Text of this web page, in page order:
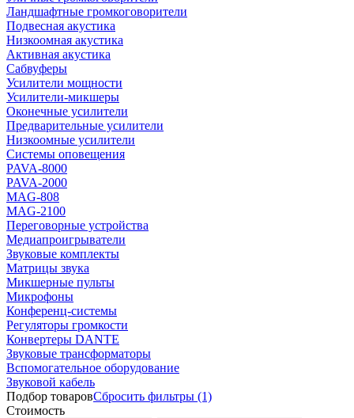
Ландшафтные громкоговорители
Подвесная акустика
Низкоомная акустика
Активная акустика
Сабвуферы
Усилители мощности
Усилители-микшеры
Оконечные усилители
Предварительные усилители
Низкоомные усилители
Системы оповещения
PAVA-8000
PAVA-2000
MAG-808
MAG-2100
Переговорные устройства
Медиапроигрыватели
Звуковые комплекты
Матрицы звука
Микшерные пульты
Микрофоны
Конференц-системы
Регуляторы громкости
Конвертеры DANTE
Звуковые трансформаторы
Вспомогательное оборудование
Звуковой кабель
Подбор товаровСбросить фильтры (1)
Стоимость